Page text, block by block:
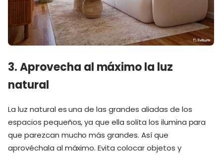
3. Aprovecha al máximo la luz
natural
La luz natural es una de las grandes aliadas de los
espacios pequeños, ya que ella solita los ilumina para
que parezcan mucho más grandes. Así que
aprovéchala al máximo. Evita colocar objetos y